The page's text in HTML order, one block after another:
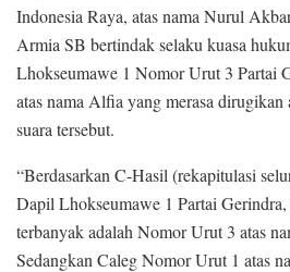
Indonesia Raya, atas nama Nurul
Armia SB bertindak selaku kuasa
Lhokseumawe 1 Nomor Urut 3 Partai
atas nama Alfia yang merasa dirugikan
suara tersebut.
“Berdasarkan C-Hasil (rekapitulasi
Dapil Lhokseumawe 1 Partai
terbanyak adalah Nomor Urut 3 atas
Sedangkan Caleg Nomor Urut 1 atas